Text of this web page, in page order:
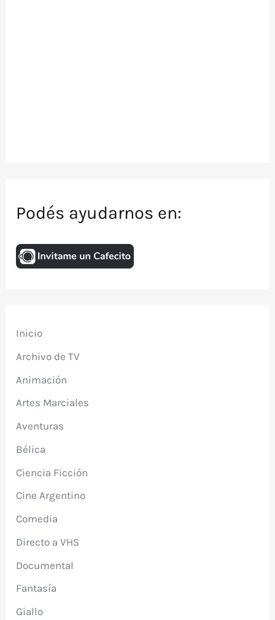
Podés ayudarnos en:
Inicio
Archivo de TV
Animación
Artes Marciales
Aventuras
Bélica
Ciencia Ficción
Cine Argentino
Comedia
Directo a VHS
Documental
Fantasía
Giallo